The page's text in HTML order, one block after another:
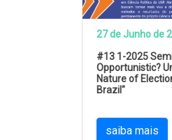
27 de Junho de
#13 1-2025
Opportunistic?
Nature of
Brazil"
saiba mais